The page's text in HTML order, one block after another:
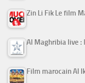
Al Maghribia live :